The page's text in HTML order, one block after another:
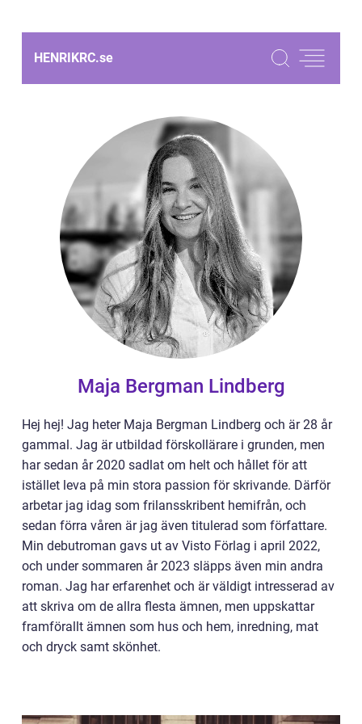
HENRIKRC.se
Maja Bergman Lindberg
Hej hej! Jag heter Maja Bergman Lindberg och är 28 år
gammal. Jag är utbildad förskollärare i grunden, men
har sedan år 2020 sadlat om helt och hållet för att
istället leva på min stora passion för skrivande. Därför
arbetar jag idag som frilansskribent hemifrån, och
sedan förra våren är jag även titulerad som författare.
Min debutroman gavs ut av Visto Förlag i april 2022,
och under sommaren år 2023 släpps även min andra
roman. Jag har erfarenhet och är väldigt intresserad av
att skriva om de allra flesta ämnen, men uppskattar
framförallt ämnen som hus och hem, inredning, mat
och dryck samt skönhet.